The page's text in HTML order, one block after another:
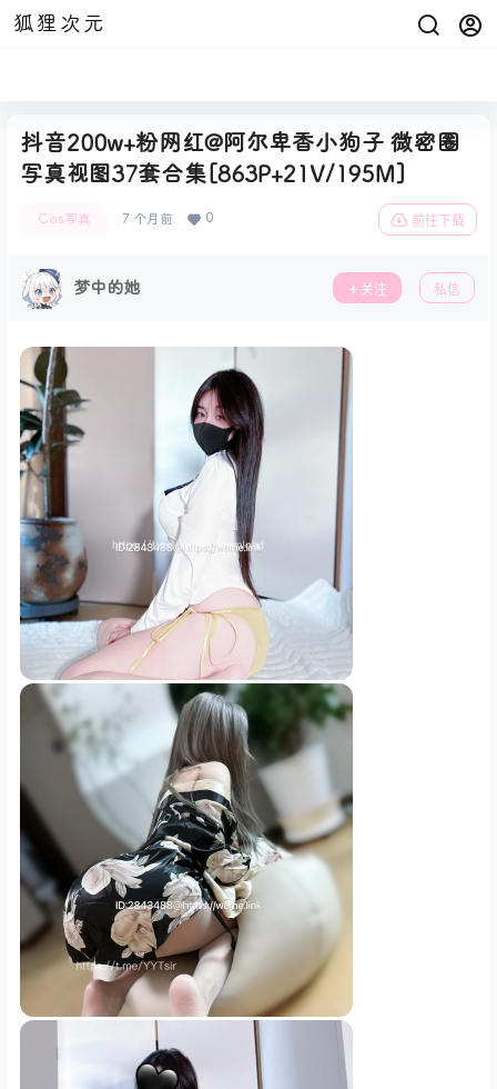
狐狸次元
抖音200w+粉网红@阿尔卑香小狗子 微密圈
写真视图37套合集[863P+21V/195M]
Cos写真 7 个月前 0 前往下载
梦中的她 关注 私信